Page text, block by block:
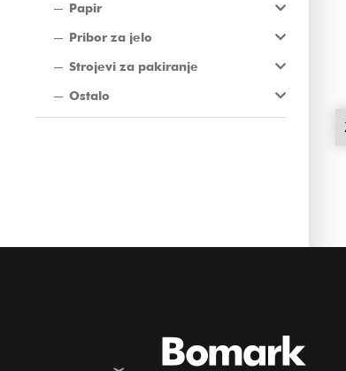
Papir
Pribor za jelo
Strojevi za pakiranje
Ostalo